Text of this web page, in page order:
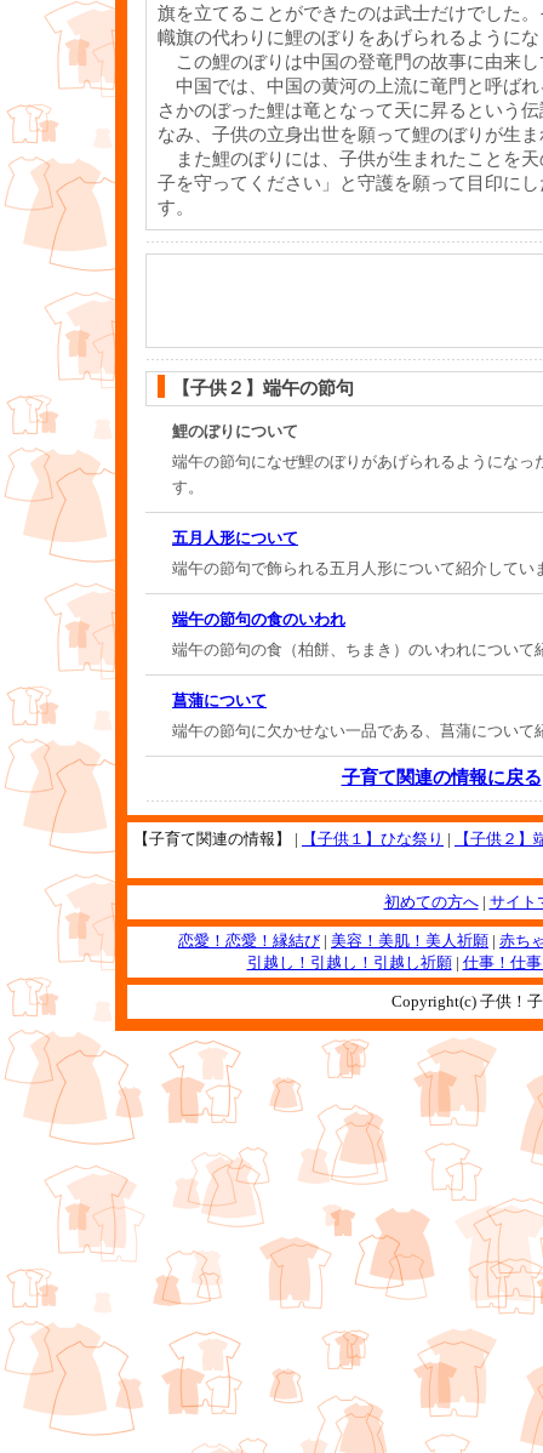
旗を立てることができたのは武士だけでした
幟旗の代わりに鯉のぼりをあげられるように
この鯉のぼりは中国の登竜門の故事に由来
中国では、中国の黄河の上流に竜門と呼ば
さかのぼった鯉は竜となって天に昇るという
なみ、子供の立身出世を願って鯉のぼりが生
また鯉のぼりには、子供が生まれたことを
子を守ってください」と守護を願って目印に
す。
【子供２】端午の節句
鯉のぼりについて
端午の節句になぜ鯉のぼりがあげられるようになっ
す。
五月人形について
端午の節句で飾られる五月人形について紹介してい
端午の節句の食のいわれ
端午の節句の食（柏餅、ちまき）のいわれについて
菖蒲について
端午の節句に欠かせない一品である、菖蒲について
子育て関連の情報に戻る
【子育て関連の情報】 | 【子供１】ひな祭り | 【子供２】
初めての方へ| サイト
恋愛！恋愛！縁結び | 美容！美肌！美人祈願 | 赤ち
引越し！引越し！引越し祈願| 仕事！仕
Copyright(c) 子供！